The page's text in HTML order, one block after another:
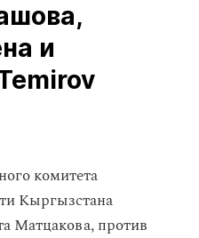
и
комитета
Кыргызстана
Матцакова, против